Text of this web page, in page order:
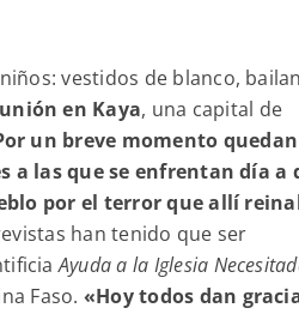
vestidos de blanco,
en Kaya, una capital de
un breve momento quedan
a las que se enfrentan día a
por el terror que allí
han tenido que ser
Ayuda a la Iglesia
Faso. «Hoy todos dan